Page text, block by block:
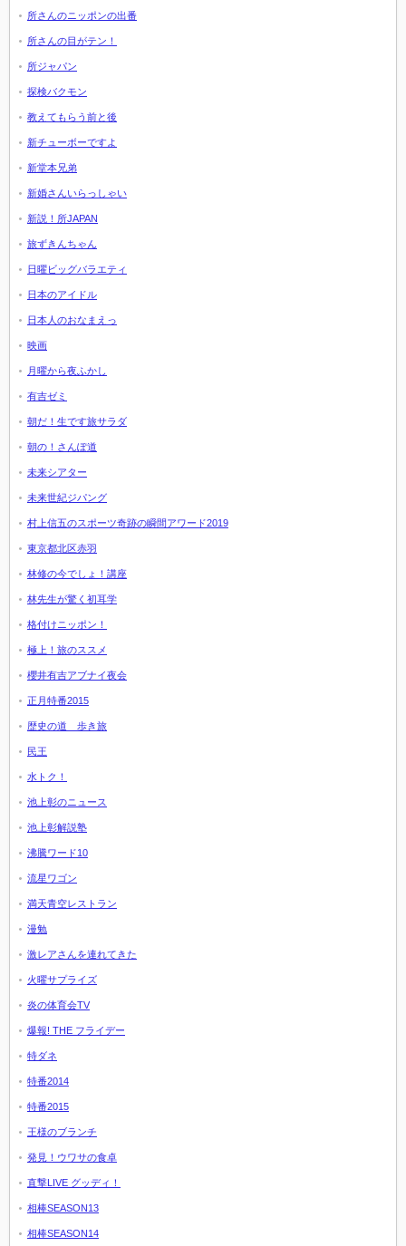
所さんのニッポンの出番
所さんの目がテン！
所ジャパン
探検バクモン
教えてもらう前と後
新チューボーですよ
新堂本兄弟
新婚さんいらっしゃい
新説！所JAPAN
旅ずきんちゃん
日曜ビッグバラエティ
日本のアイドル
日本人のおなまえっ
映画
月曜から夜ふかし
有吉ゼミ
朝だ！生です旅サラダ
朝の！さんぽ道
未来シアター
未来世紀ジパング
村上信五のスポーツ奇跡の瞬間アワード2019
東京都北区赤羽
林修の今でしょ！講座
林先生が驚く初耳学
格付けニッポン！
極上！旅のススメ
櫻井有吉アブナイ夜会
正月特番2015
歴史の道 歩き旅
民王
水トク！
池上彰のニュース
池上彰解説塾
沸騰ワード10
流星ワゴン
満天青空レストラン
漫勉
激レアさんを連れてきた
火曜サプライズ
炎の体育会TV
爆報! THE フライデー
特ダネ
特番2014
特番2015
王様のブランチ
発見！ウワサの食卓
直撃LIVE グッディ！
相棒SEASON13
相棒SEASON14